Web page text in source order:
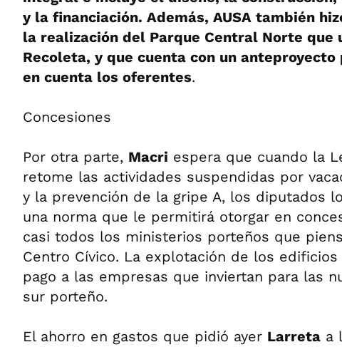
y la financiación. Además, AUSA también
la realización del Parque Central Norte que
Recoleta, y que cuenta con un anteproyecto
en cuenta los oferentes.
Concesiones
Por otra parte, Macri espera que cuando la
retome las actividades suspendidas por
y la prevención de la gripe A, los diputados
una norma que le permitirá otorgar en
casi todos los ministerios porteños que
Centro Cívico. La explotación de los
pago a las empresas que inviertan para las
sur porteño.
El ahorro en gastos que pidió ayer Larreta a